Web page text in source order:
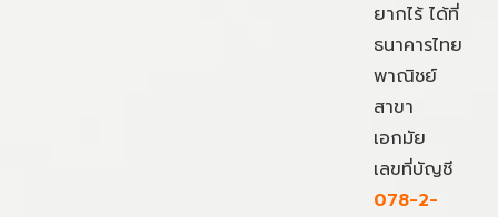
ยากไร้ ได้ที่
ธนาคารไทย
พาณิชย์
สาขา
เอกมัย
เลขที่บัญชี
078-2-